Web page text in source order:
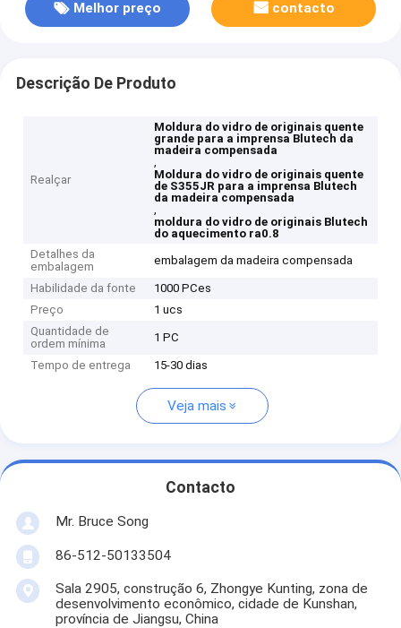
Melhor preço contacto
Descrição De Produto
Realçar
Moldura do vidro de originais quente
grande para a imprensa Blutech da
madeira compensada
,
Moldura do vidro de originais quente
de S355JR para a imprensa Blutech
da madeira compensada
,
moldura do vidro de originais Blutech
do aquecimento ra0.8
Detalhes da
embalagem
embalagem da madeira compensada
Habilidade da fonte
1000 PCes
Preço
1 ucs
Quantidade de
ordem mínima
1 PC
Tempo de entrega 15-30 dias
Veja mais
Contacto
Mr. Bruce Song
86-512-50133504
Sala 2905, construção 6, Zhongye Kunting, zona de
desenvolvimento econômico, cidade de Kunshan,
província de Jiangsu, China